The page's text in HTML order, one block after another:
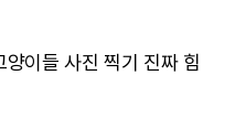
이들 사진 찍기 진짜 힘